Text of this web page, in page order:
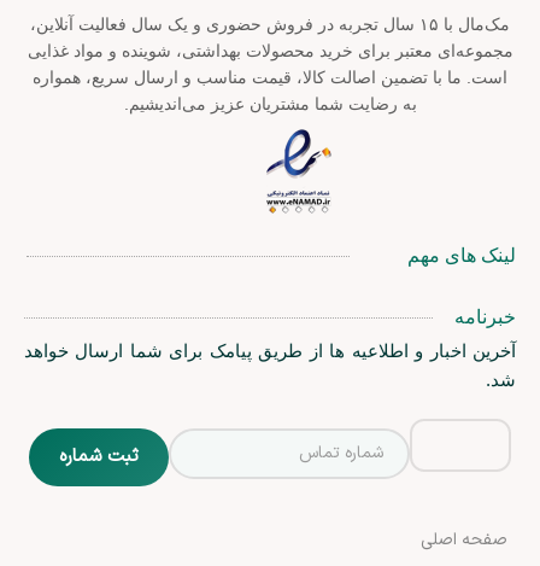
مک‌مال با ۱۵ سال تجربه در فروش حضوری و یک سال فعالیت آنلاین،
مجموعه‌ای معتبر برای خرید محصولات بهداشتی، شوینده و مواد غذایی
است. ما با تضمین اصالت کالا، قیمت مناسب و ارسال سریع، همواره
به رضایت شما مشتریان عزیز می‌اندیشیم.
لینک های مهم
خبرنامه
آخرین اخبار و اطلاعیه ها از طریق پیامک برای شما ارسال خواهد
شد.
صفحه اصلی